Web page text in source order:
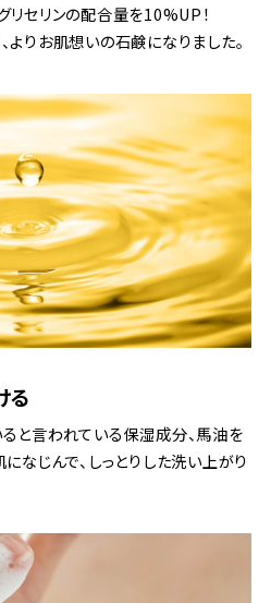
リセリンの配合量を10%UP！
りお肌想いの石鹸になりました。
る
と言われている保湿成分、馬油を
なじんで、しっとりした洗い上がり